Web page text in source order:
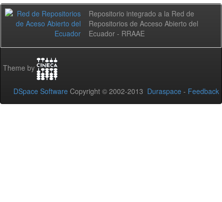
Repositorio integrado a la Red de
Repositorios de Acceso Abierto del
Ecuador - RRAAE
Theme by
DSpace Software Copyright © 2002-2013 Duraspace - Feedback